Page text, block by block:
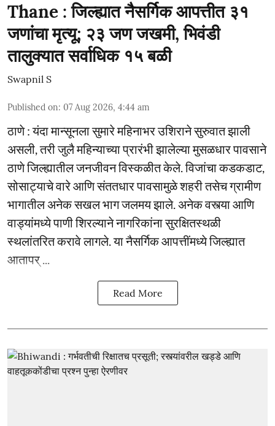
Thane : जिल्ह्यात नैसर्गिक आपत्तीत ३१
जणांचा मृत्यू; २३ जण जखमी, भिवंडी
तालुक्यात सर्वाधिक १५ बळी
Swapnil S
Published on: 07 Aug 2026, 4:44 am
ठाणे : यंदा मान्सूनला सुमारे महिनाभर उशिराने सुरुवात झाली
असली, तरी जुलै महिन्याच्या प्रारंभी झालेल्या मुसळधार पावसाने
ठाणे जिल्ह्यातील जनजीवन विस्कळीत केले. विजांचा कडकडाट,
सोसाट्याचे वारे आणि संततधार पावसामुळे शहरी तसेच ग्रामीण
भागातील अनेक सखल भाग जलमय झाले. अनेक वस्त्या आणि
वाड्यांमध्ये पाणी शिरल्याने नागरिकांना सुरक्षितस्थळी
स्थलांतरित करावे लागले. या नैसर्गिक आपत्तींमध्ये जिल्ह्यात
आतापर् ...
Read More